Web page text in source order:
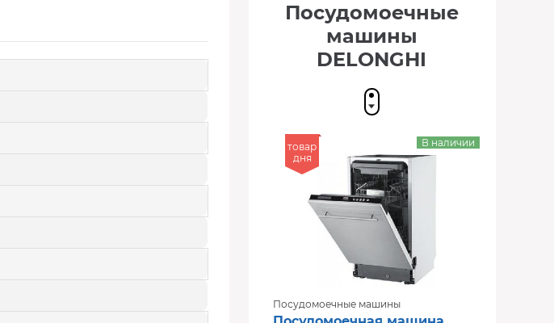
Посудомоечные
машины
DELONGHI
товар
дня
Посудомоечные машины
В наличии